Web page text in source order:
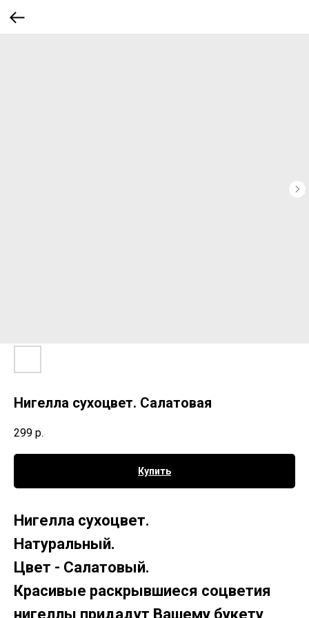
Нигелла сухоцвет. Салатовая
299 р.
Купить
Нигелла сухоцвет.
Натуральный.
Цвет - Салатовый.
Красивые раскрывшиеся соцветия
нигеллы придадут Вашему букету